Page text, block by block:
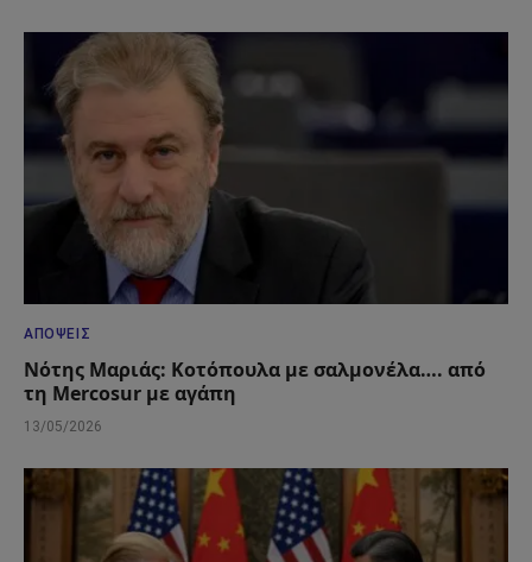
ΑΠΌΨΕΙΣ
Νότης Μαριάς: Κοτόπουλα με σαλμονέλα…. από
τη Mercosur με αγάπη
13/05/2026